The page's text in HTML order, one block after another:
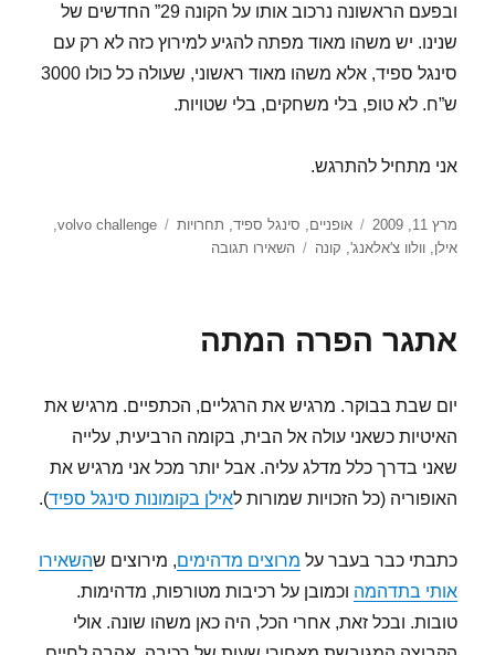
ובפעם הראשונה נרכוב אותו על הקונה 29” החדשים של
שנינו. יש משהו מאוד מפתה להגיע למירוץ כזה לא רק עם
סינגל ספיד, אלא משהו מאוד ראשוני, שעולה כל כולו 3000
ש”ח. לא טופ, בלי משחקים, בלי שטויות.
אני מתחיל להתרגש.
פורסם
בתאריך
מרץ 11, 2009 קטגוריות
אופניים סינגל ספיד תחרויות תגיות
volvo challenge
אילן ,וולוו צ'אלאנג' קונה השאירו תגובה
זה
אתגר הפרה המתה
יום שבת בבוקר. מרגיש את הרגליים, הכתפיים. מרגיש את
האיטיות כשאני עולה אל הבית, בקומה הרביעית, עלייה
שאני בדרך כלל מדלג עליה. אבל יותר מכל אני מרגיש את
האופוריה (כל הזכויות שמורות לאילן בקומונות סינגל ספיד).
כתבתי כבר בעבר על מרוצים מדהימים, מירוצים שהשאירו
אותי בתדהמה וכמובן על רכיבות מטורפות, מדהימות.
טובות. ובכל זאת, אחרי הכל, היה כאן משהו שונה. אולי